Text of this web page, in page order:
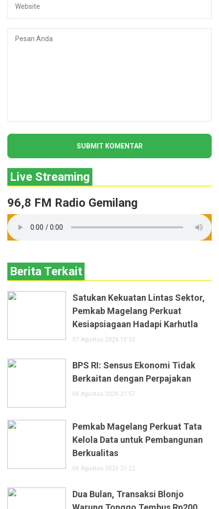
Live Streaming
96,8 FM Radio Gemilang
Berita Terkait
Satukan Kekuatan Lintas Sektor,
Pemkab Magelang Perkuat
Kesiapsiagaan Hadapi Karhutla
07 Agustus 2026 10:33
BPS RI: Sensus Ekonomi Tidak
Berkaitan dengan Perpajakan
06 Agustus 2026 21:57
Pemkab Magelang Perkuat Tata
Kelola Data untuk Pembangunan
Berkualitas
06 Agustus 2026 21:22
Dua Bulan, Transaksi Blonjo